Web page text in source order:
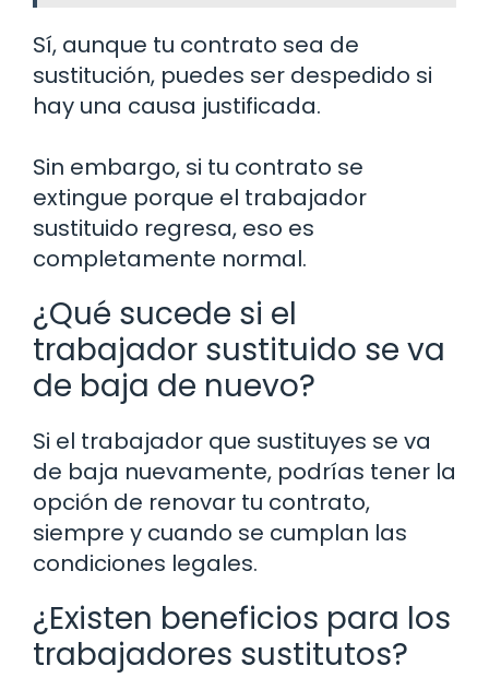
Sí, aunque tu contrato sea de
sustitución, puedes ser despedido si
hay una causa justificada.
Sin embargo, si tu contrato se
extingue porque el trabajador
sustituido regresa, eso es
completamente normal.
¿Qué sucede si el
trabajador sustituido se va
de baja de nuevo?
Si el trabajador que sustituyes se va
de baja nuevamente, podrías tener la
opción de renovar tu contrato,
siempre y cuando se cumplan las
condiciones legales.
¿Existen beneficios para los
trabajadores sustitutos?